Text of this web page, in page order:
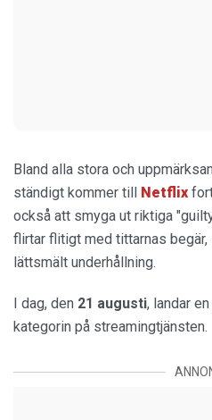
Bland alla stora och
ständigt kommer till Netflix
också att smyga ut riktiga
flirtar flitigt med tittarnas
lättsmält underhållning.
I dag, den 21 augusti, landar
kategorin på streamingtjänsten.